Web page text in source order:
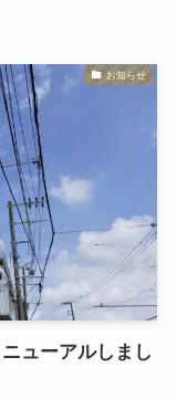
お知らせ
ューアルしまし